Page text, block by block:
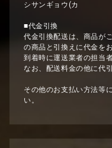
シサンギョウ(カ
■代金引換
代金引換配送は、商品が
の商品と引換えに代金を
到着時に運送業者の担当
なお、配送料金の他に代
その他のお支払い方法等
い。